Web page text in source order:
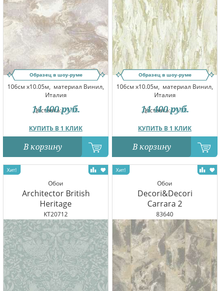
Образец в шоу-руме
106см x10.05м, материал Винил,
Италия
Доставка:09.08
КУПИТЬ В 1 КЛИК
14 400 руб.
В корзину
Образец в шоу-руме
106см x10.05м, материал Винил,
Италия
Доставка:09.08
КУПИТЬ В 1 КЛИК
14 400 руб.
В корзину
Обои
Architector British
Heritage
KT20712
Обои
Decori&Decori
Carrara 2
83640